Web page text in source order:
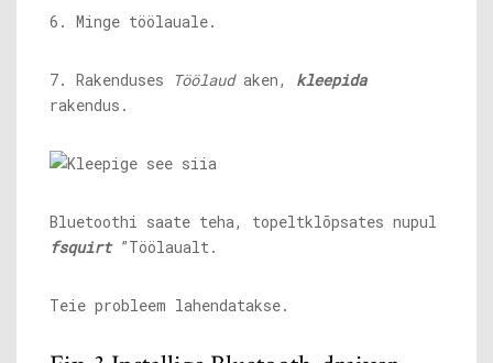
6. Minge töölauale.
7. Rakenduses Töölaudaken, kleepida
rakendus.
Bluetoothi ​​saate teha, topeltklõpsates nupul
fsquirt ”Töölaualt.
Teie probleem lahendatakse.